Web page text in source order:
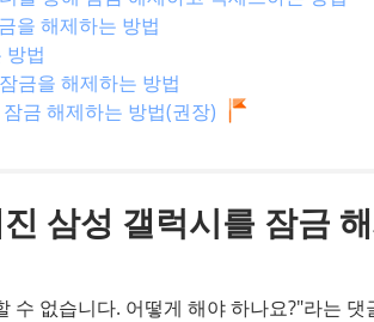
을 해제하는 방법
법
금을 해제하는 방법
금 해제하는 방법(권장)
삼성 갤럭시를 잠금
수 없습니다. 어떻게 해야 하나요?"라는 댓